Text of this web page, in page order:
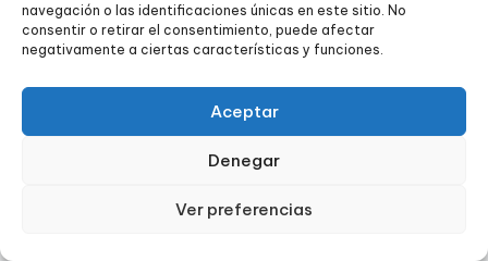
navegación o las identificaciones únicas en este sitio. No
consentir o retirar el consentimiento, puede afectar
negativamente a ciertas características y funciones.
Aceptar
Denegar
Ver preferencias